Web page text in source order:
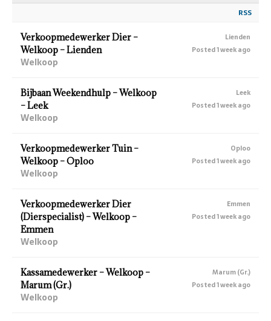
RSS
Verkoopmedewerker Dier –
Welkoop – Lienden
Welkoop
Lienden
Posted 1 week ago
Bijbaan Weekendhulp – Welkoop
– Leek
Welkoop
Leek
Posted 1 week ago
Verkoopmedewerker Tuin –
Welkoop – Oploo
Welkoop
Oploo
Posted 1 week ago
Verkoopmedewerker Dier
(Dierspecialist) – Welkoop –
Emmen
Welkoop
Emmen
Posted 1 week ago
Kassamedewerker – Welkoop –
Marum (Gr.)
Welkoop
Marum (Gr.)
Posted 1 week ago